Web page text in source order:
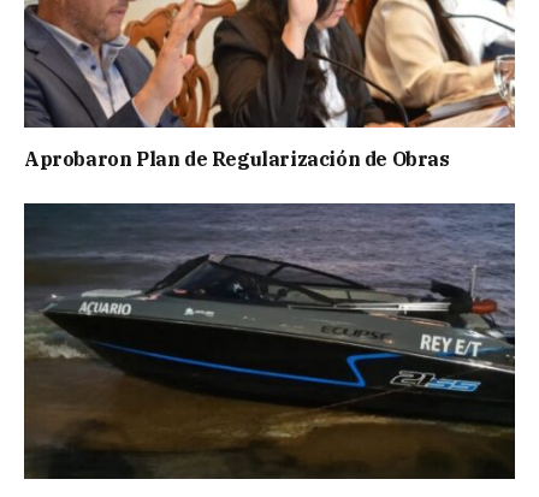
Aprobaron Plan de Regularización de Obras